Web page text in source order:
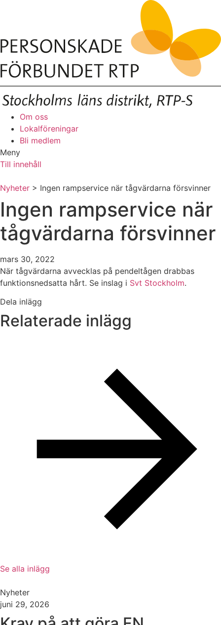
Om oss
Lokalföreningar
Bli medlem
Meny
Till innehåll
Nyheter > Ingen rampservice när tågvärdarna försvinner
Ingen rampservice när
tågvärdarna försvinner
mars 30, 2022
När tågvärdarna avvecklas på pendeltågen drabbas
funktionsnedsatta hårt. Se inslag i Svt Stockholm.
Dela inlägg
Relaterade inlägg
Se alla inlägg
Nyheter
juni 29, 2026